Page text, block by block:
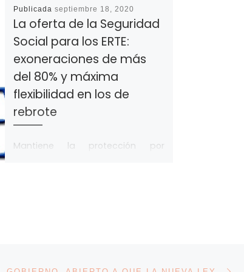
Publicada septiembre 18, 2020
La oferta de la Seguridad
Social para los ERTE:
exoneraciones de más
del 80% y máxima
flexibilidad en los de
rebrote
Mantiene la protección por